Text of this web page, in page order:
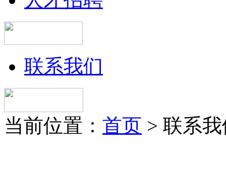
联系我们
当前位置： 首页 > 联系